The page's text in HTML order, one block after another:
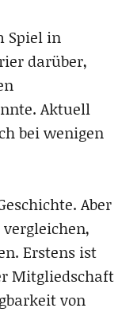
Spiel in
darüber,
Aktuell
bei wenigen
Aber
Erstens ist
Mitgliedschaft
von